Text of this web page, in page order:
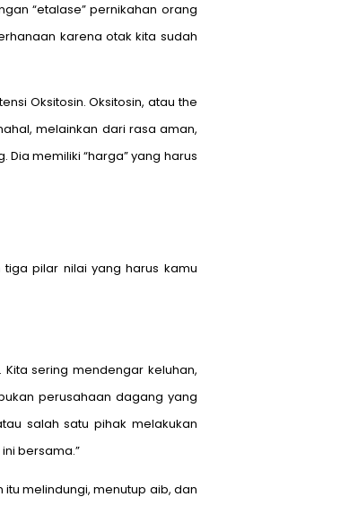
“etalase” pernikahan orang
karena otak kita sudah
Oksitosin. Oksitosin, atau the
melainkan dari rasa aman,
memiliki “harga” yang harus
pilar nilai yang harus kamu
sering mendengar keluhan,
perusahaan dagang yang
salah satu pihak melakukan
bersama.”
itu melindungi, menutup aib, dan